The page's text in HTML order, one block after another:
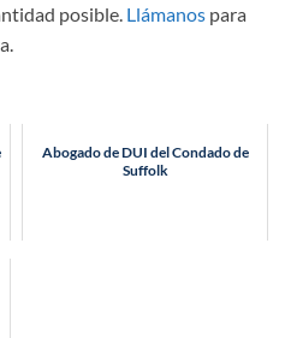
posible. Llámanos para
Abogado de DUI del Condado de
Suffolk